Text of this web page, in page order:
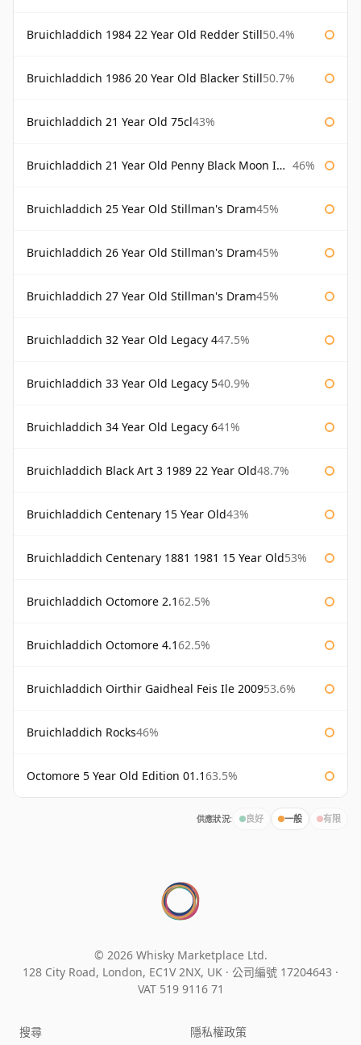
Bruichladdich 1984 22 Year Old Redder Still50.4%
Bruichladdich 1986 20 Year Old Blacker Still50.7%
Bruichladdich 21 Year Old 75cl43%
Bruichladdich 21 Year Old Penny Black Moon Import 46%
Bruichladdich 25 Year Old Stillman's Dram45%
Bruichladdich 26 Year Old Stillman's Dram45%
Bruichladdich 27 Year Old Stillman's Dram45%
Bruichladdich 32 Year Old Legacy 447.5%
Bruichladdich 33 Year Old Legacy 540.9%
Bruichladdich 34 Year Old Legacy 641%
Bruichladdich Black Art 3 1989 22 Year Old48.7%
Bruichladdich Centenary 15 Year Old43%
Bruichladdich Centenary 1881 1981 15 Year Old53%
Bruichladdich Octomore 2.162.5%
Bruichladdich Octomore 4.162.5%
Bruichladdich Oirthir Gaidheal Feis Ile 200953.6%
Bruichladdich Rocks46%
Octomore 5 Year Old Edition 01.163.5%
供應狀況: 良好 一般 有限
© 2026 Whisky Marketplace Ltd.
128 City Road, London, EC1V 2NX, UK · 公司編號 17204643 ·
VAT 519 9116 71
搜尋 隱私權政策